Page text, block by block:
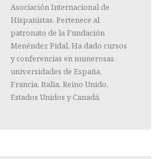
Asociación Internacional de
Hispanistas. Pertenece al
patronato de la Fundación
Menéndez Pidal. Ha dado cursos
y conferencias en numerosas
universidades de España,
Francia, Italia, Reino Unido,
Estados Unidos y Canadá.